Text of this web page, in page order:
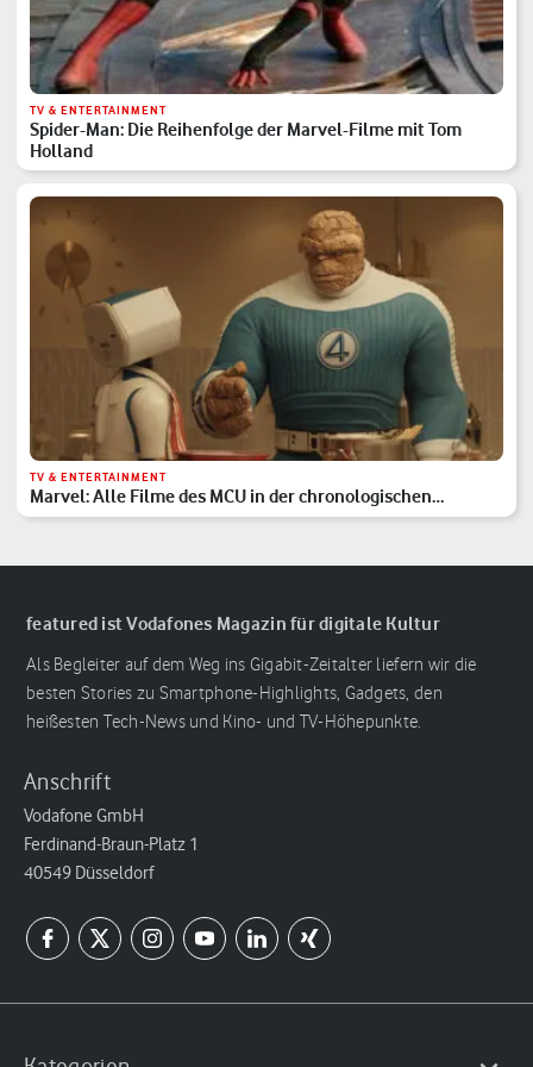
TV & ENTERTAINMENT
Spider-Man: Die Reihenfolge der Marvel-Filme mit Tom
Holland
TV & ENTERTAINMENT
Marvel: Alle Filme des MCU in der chronologischen
Reihenfolge
featured ist Vodafones Magazin für digitale Kultur
Als Begleiter auf dem Weg ins Gigabit-Zeitalter liefern wir die
besten Stories zu Smartphone-Highlights, Gadgets, den
heißesten Tech-News und Kino- und TV-Höhepunkte.
Anschrift
Vodafone GmbH
Ferdinand-Braun-Platz 1
40549 Düsseldorf